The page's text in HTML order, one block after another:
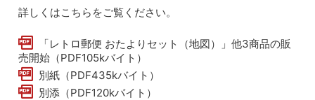
詳しくはこちらをご覧ください。
「レトロ郵便 おたよりセット（地図）」他3商品の販
売開始（PDF105kバイト）
別紙（PDF435kバイト）
別添（PDF120kバイト）